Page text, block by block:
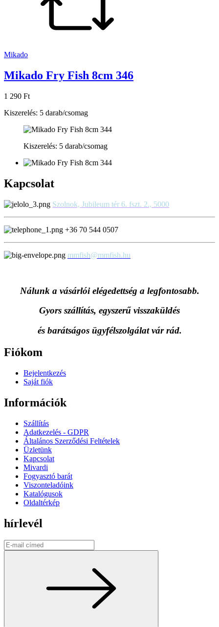
Mikado
Mikado Fry Fish 8cm 346
1 290 Ft
Kiszerelés: 5 darab/csomag
Kiszerelés: 5 darab/csomag
Kapcsolat
Szolnok, Jubileum tér 6. fszt. 2., 5000
+36 70 544 0507
mmfish@mmfish.hu
Nálunk a vásárlói elégedettség a legfontosabb.
Gyors szállítás, egyszerű visszaküldés
és barátságos ügyfélszolgálat vár rád.
Fiókom
Bejelentkezés
Saját fiók
Információk
Szállítás
Adatkezelés - GDPR
Általános Szerződési Feltételek
Üzletünk
Kapcsolat
Mivardi
Fogyasztó barát
Viszonteladóink
Katalógusok
Oldaltérkép
hírlevél